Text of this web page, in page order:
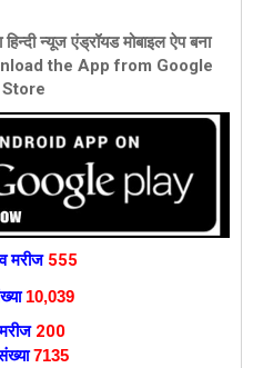
न्यूज एंड्रॉयड मोबाइल ऐप बना
the App from Google
मरीज 555
10,039
200
7135